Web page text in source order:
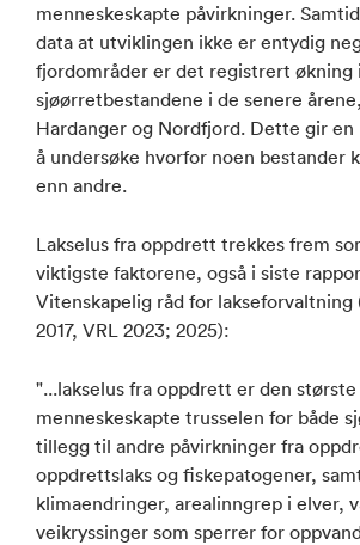
menneskeskapte påvirkninger.
data at utviklingen ikke er entydig
fjordområder er det registrert økning i
sjøørretbestandene i de senere
Hardanger og Nordfjord. Dette gir
å undersøke hvorfor noen bestander
enn andre.
Lakselus fra oppdrett trekkes frem
viktigste faktorene, også i siste
Vitenskapelig råd for lakseforvaltning
2017, VRL 2023; 2025):
"...lakselus fra oppdrett er den største
menneskeskapte trusselen for både
tillegg til andre påvirkninger fra
oppdrettslaks og fiskepatogener,
klimaendringer, arealinngrep i elver,
veikryssinger som sperrer for